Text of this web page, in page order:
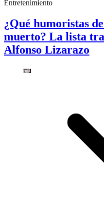
Entretenimiento
¿Qué humoristas
muerto? La lista
Alfonso Lizarazo